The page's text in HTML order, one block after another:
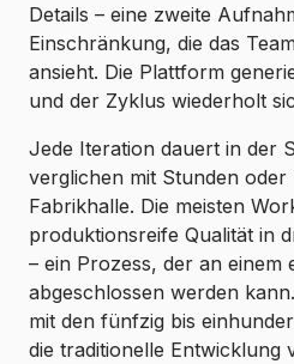
Details – eine zweite
Einschränkung, die das
ansieht. Die Plattform
und der Zyklus wiederholt
Jede Iteration dauert in der
verglichen mit Stunden oder
Fabrikhalle. Die meisten
produktionsreife Qualität in
– ein Prozess, der an einem
abgeschlossen werden
mit den fünfzig bis
die traditionelle Entwicklung